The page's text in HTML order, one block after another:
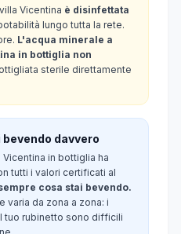
Vicentina è disinfettata
lungo tutta la rete.
L'acqua minerale a
in bottiglia non
sterile direttamente
davvero
in bottiglia ha
tutti i valori certificati al
cosa stai bevendo.
varia da zona a zona: i
tuo rubinetto sono difficili